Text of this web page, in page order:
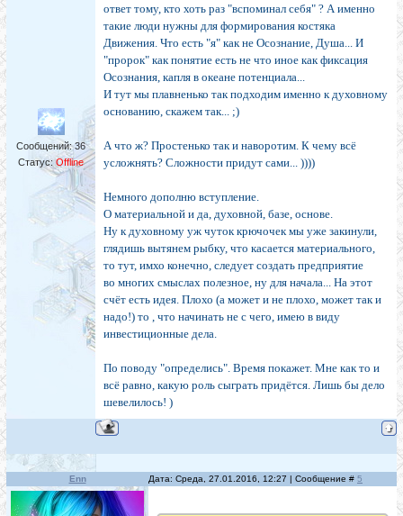
Сообщений:36
Статус:Offline
ответ тому, кто хоть раз "вспоминал себя" ? А именно
такие люди нужны для формирования костяка
Движения. Что есть "я" как не Осознание, Душа... И
"пророк" как понятие есть не что иное как фиксация
Осознания, капля в океане потенциала...
И тут мы плавненько так подходим именно к духовному
основанию, скажем так... ;)
А что ж? Простенько так и наворотим. К чему всё
усложнять? Сложности придут сами... ))))
Немного дополню вступление.
О материальной и да, духовной, базе, основе.
Ну к духовному уж чуток крючочек мы уже закинули,
глядишь вытянем рыбку, что касается материального,
то тут, имхо конечно, следует создать предприятие
во многих смыслах полезное, ну для начала... На этот
счёт есть идея. Плохо (а может и не плохо, может так и
надо!) то , что начинать не с чего, имею в виду
инвестиционные дела.
По поводу "определись". Время покажет. Мне как то и
всё равно, какую роль сыграть придётся. Лишь бы дело
шевелилось! )
Enn Дата: Среда, 27.01.2016, 12:27 | Сообщение # 5